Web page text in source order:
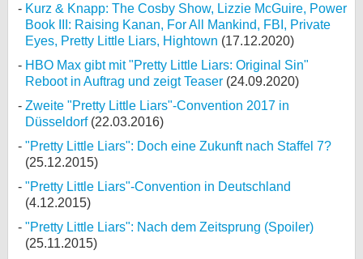
Kurz & Knapp: The Cosby Show, Lizzie McGuire, Power
Book III: Raising Kanan, For All Mankind, FBI, Private
Eyes, Pretty Little Liars, Hightown (17.12.2020)
HBO Max gibt mit "Pretty Little Liars: Original Sin"
Reboot in Auftrag und zeigt Teaser (24.09.2020)
Zweite "Pretty Little Liars"-Convention 2017 in
Düsseldorf(22.03.2016)
"Pretty Little Liars": Doch eine Zukunft nach Staffel 7?
(25.12.2015)
"Pretty Little Liars"-Convention in Deutschland
(4.12.2015)
"Pretty Little Liars": Nach dem Zeitsprung (Spoiler)
(25.11.2015)